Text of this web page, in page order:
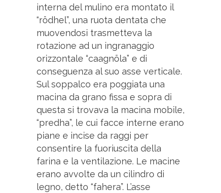
interna del mulino era montato il
“rödhel”, una ruota dentata che
muovendosi trasmetteva la
rotazione ad un ingranaggio
orizzontale “caagnöla” e di
conseguenza al suo asse verticale.
Sul soppalco era poggiata una
macina da grano fissa e sopra di
questa si trovava la macina mobile,
“predha”, le cui facce interne erano
piane e incise da raggi per
consentire la fuoriuscita della
farina e la ventilazione. Le macine
erano avvolte da un cilindro di
legno, detto “fahera”. L’asse